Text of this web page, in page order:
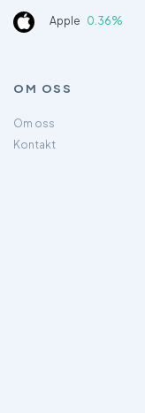
Apple 0.36%
OM OSS
Om oss
Kontakt